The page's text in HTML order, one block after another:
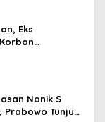
Eks
Nanik S
Prabowo Tunjuk